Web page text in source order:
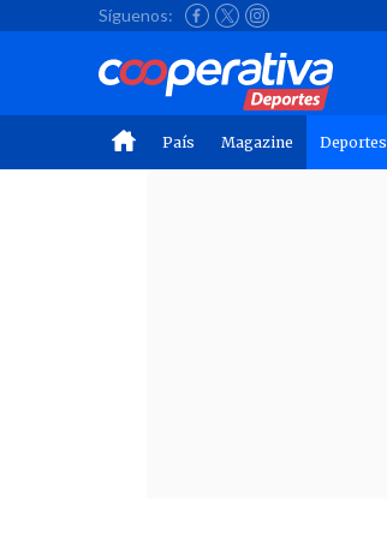
Síguenos:
País Magazine Deportes